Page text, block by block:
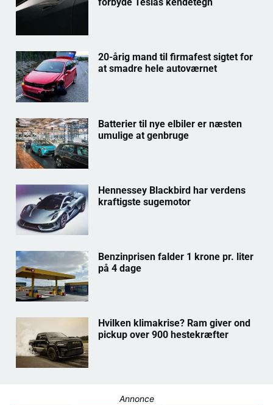
forbyde Teslas kendetegn
20-årig mand til firmafest sigtet for
at smadre hele autoværnet
Batterier til nye elbiler er næsten
umulige at genbruge
Hennessey Blackbird har verdens
kraftigste sugemotor
Benzinprisen falder 1 krone pr. liter
på 4 dage
Hvilken klimakrise? Ram giver ond
pickup over 900 hestekræfter
Annonce